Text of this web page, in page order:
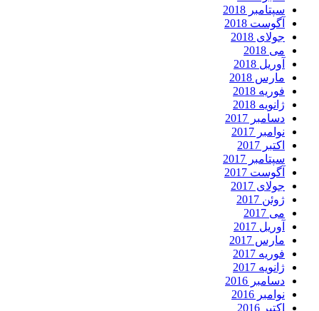
سپتامبر 2018
آگوست 2018
جولای 2018
می 2018
آوریل 2018
مارس 2018
فوریه 2018
ژانویه 2018
دسامبر 2017
نوامبر 2017
اکتبر 2017
سپتامبر 2017
آگوست 2017
جولای 2017
ژوئن 2017
می 2017
آوریل 2017
مارس 2017
فوریه 2017
ژانویه 2017
دسامبر 2016
نوامبر 2016
اکتبر 2016